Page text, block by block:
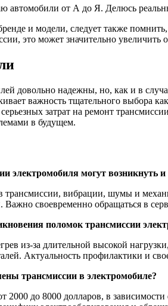
автомобили от А до Я. Делюсь
и модели, следует также
это может значительно увеличить
довольно надежны, но, как и в
важность тщательного выбора
затрат на ремонт
в будущем.
электромобиля могут возникнуть и
трансмиссии, вибрации, шумы и
своевременно обращаться в
поломок трансмиссии
из-за длительной высокой
Актуальность профилактики и
трансмиссии в электромобиле?
2000 до 8000 долларов, в